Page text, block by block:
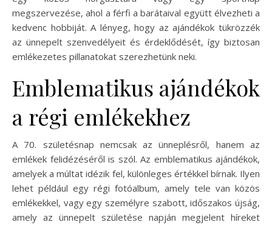
megszervezése, ahol a férfi a barátaival együtt élvezheti a
kedvenc hobbiját. A lényeg, hogy az ajándékok tükrözzék
az ünnepelt szenvedélyeit és érdeklődését, így biztosan
emlékezetes pillanatokat szerezhetünk neki.
Emblematikus ajándékok
a régi emlékekhez
A 70. születésnap nemcsak az ünneplésről, hanem az
emlékek felidézéséről is szól. Az emblematikus ajándékok,
amelyek a múltat idézik fel, különleges értékkel bírnak. Ilyen
lehet például egy régi fotóalbum, amely tele van közös
emlékekkel, vagy egy személyre szabott, időszakos újság,
amely az ünnepelt születése napján megjelent híreket